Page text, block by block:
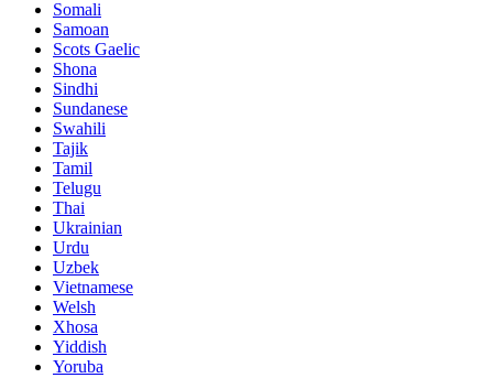
Somali
Samoan
Scots Gaelic
Shona
Sindhi
Sundanese
Swahili
Tajik
Tamil
Telugu
Thai
Ukrainian
Urdu
Uzbek
Vietnamese
Welsh
Xhosa
Yiddish
Yoruba